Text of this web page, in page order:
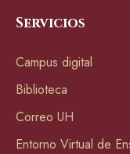
Servicios
Campus digital
Biblioteca
Correo UH
Entorno Virtual de